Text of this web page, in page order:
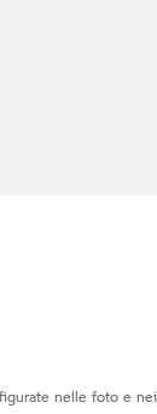
nelle foto e